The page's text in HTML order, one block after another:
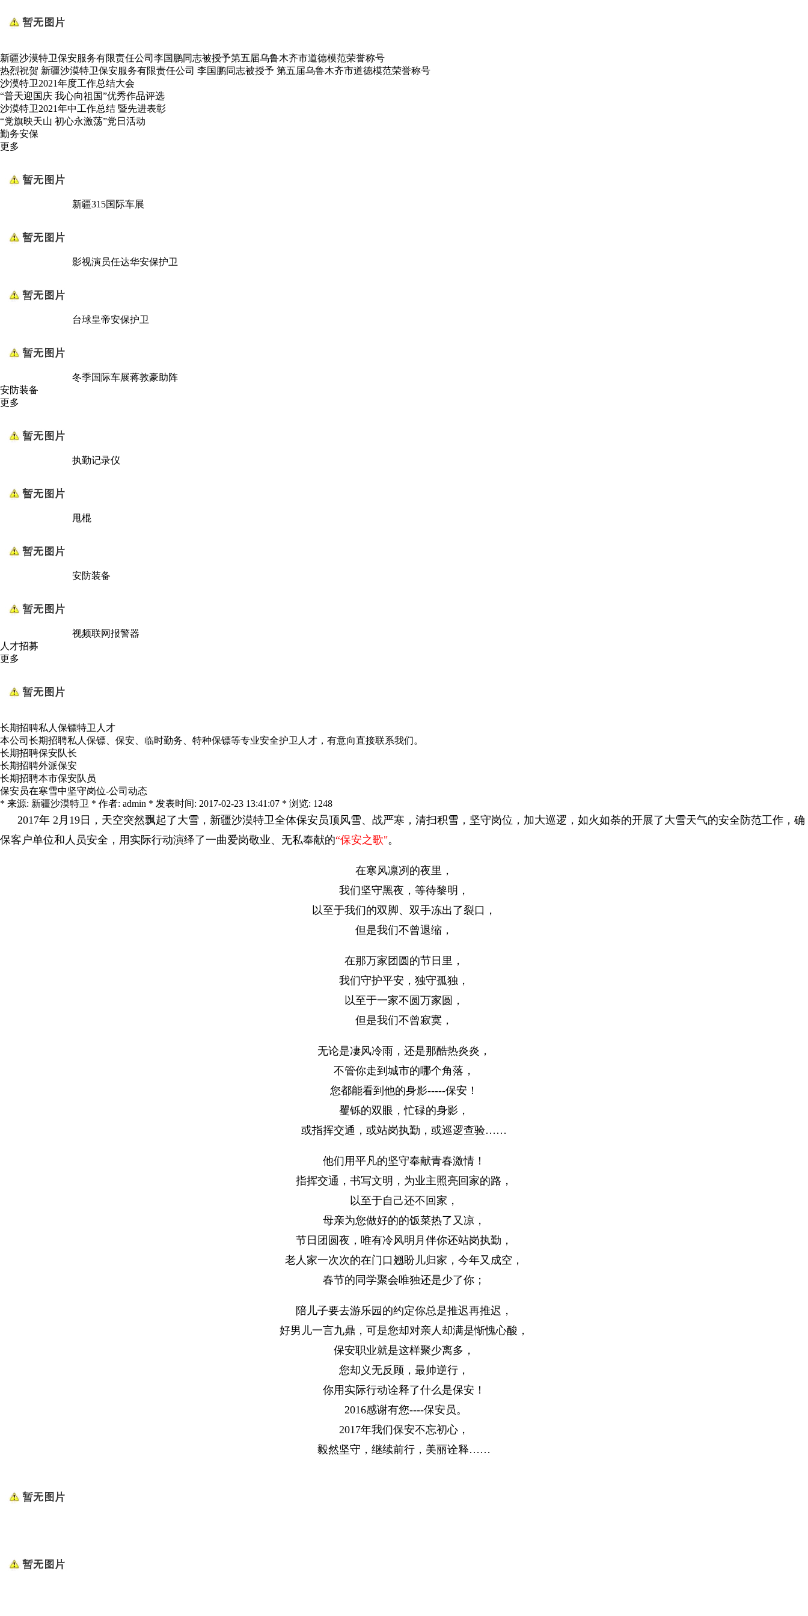
新疆沙漠特卫保安服务有限责任公司李国鹏同志被授予第五届乌鲁木齐市道德模范荣誉称号
热烈祝贺 新疆沙漠特卫保安服务有限责任公司 李国鹏同志被授予 第五届乌鲁木齐市道德模范荣誉称号
沙漠特卫2021年度工作总结大会
“普天迎国庆 我心向祖国”优秀作品评选
沙漠特卫2021年中工作总结 暨先进表彰
“党旗映天山 初心永激荡”党日活动
勤务安保
更多
新疆315国际车展
影视演员任达华安保护卫
台球皇帝安保护卫
冬季国际车展蒋敦豪助阵
安防装备
更多
执勤记录仪
甩棍
安防装备
视频联网报警器
人才招募
更多
长期招聘私人保镖特卫人才
本公司长期招聘私人保镖、保安、临时勤务、特种保镖等专业安全护卫人才，有意向直接联系我们。
长期招聘保安队长
长期招聘外派保安
长期招聘本市保安队员
保安员在寒雪中坚守岗位-公司动态
* 来源: 新疆沙漠特卫 * 作者: admin * 发表时间: 2017-02-23 13:41:07 * 浏览: 1248
2017年 2月19日，天空突然飘起了大雪，新疆沙漠特卫全体保安员顶风雪、战严寒，清扫积雪，坚守岗位，加大巡逻，如火如荼的开展了大雪天气的安全防范工作，确
保客户单位和人员安全，用实际行动演绎了一曲爱岗敬业、无私奉献的“保安之歌"。
在寒风凛冽的夜里，
我们坚守黑夜，等待黎明，
以至于我们的双脚、双手冻出了裂口，
但是我们不曾退缩，
在那万家团圆的节日里，
我们守护平安，独守孤独，
以至于一家不圆万家圆，
但是我们不曾寂寞，
无论是凄风冷雨，还是那酷热炎炎，
不管你走到城市的哪个角落，
您都能看到他的身影-----保安！
矍铄的双眼，忙碌的身影，
或指挥交通，或站岗执勤，或巡逻查验……
他们用平凡的坚守奉献青春激情！
指挥交通，书写文明，为业主照亮回家的路，
以至于自己还不回家，
母亲为您做好的的饭菜热了又凉，
节日团圆夜，唯有冷风明月伴你还站岗执勤，
老人家一次次的在门口翘盼儿归家，今年又成空，
春节的同学聚会唯独还是少了你；
陪儿子要去游乐园的约定你总是推迟再推迟，
好男儿一言九鼎，可是您却对亲人却满是惭愧心酸，
保安职业就是这样聚少离多，
您却义无反顾，最帅逆行，
你用实际行动诠释了什么是保安！
2016感谢有您----保安员。
2017年我们保安不忘初心，
毅然坚守，继续前行，美丽诠释……